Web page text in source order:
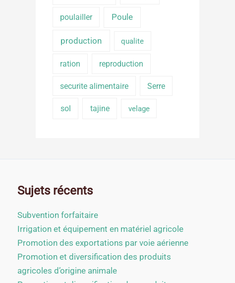
poulailler Poule
production qualite
ration reproduction
securite alimentaire Serre
sol tajine velage
Sujets récents
Subvention forfaitaire
Irrigation et équipement en matériel agricole
Promotion des exportations par voie aérienne
Promotion et diversification des produits
agricoles d’origine animale